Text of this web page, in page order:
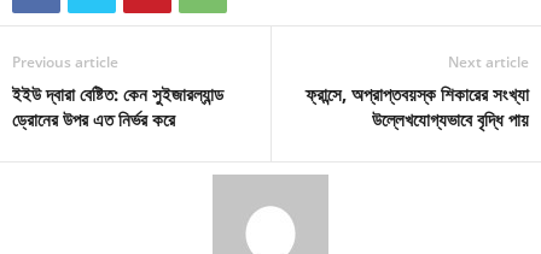
Previous article
ইইউ দ্বারা বেষ্টিত: কেন সুইজারল্যান্ড
ড্রোনের উপর এত নির্ভর করে
Next article
ফ্রান্সে, অপ্রাপ্তবয়স্ক শিকারের সংখ্যা
উল্লেখযোগ্যভাবে বৃদ্ধি পায়